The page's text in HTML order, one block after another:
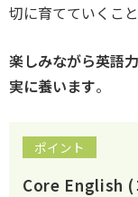
切に育てていくこ
楽しみながら英語力
実に養います。
ポイント
Core English (